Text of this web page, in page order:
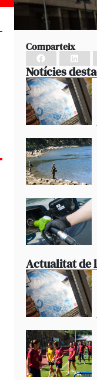
Comparteix
Notícies
Actualitat de